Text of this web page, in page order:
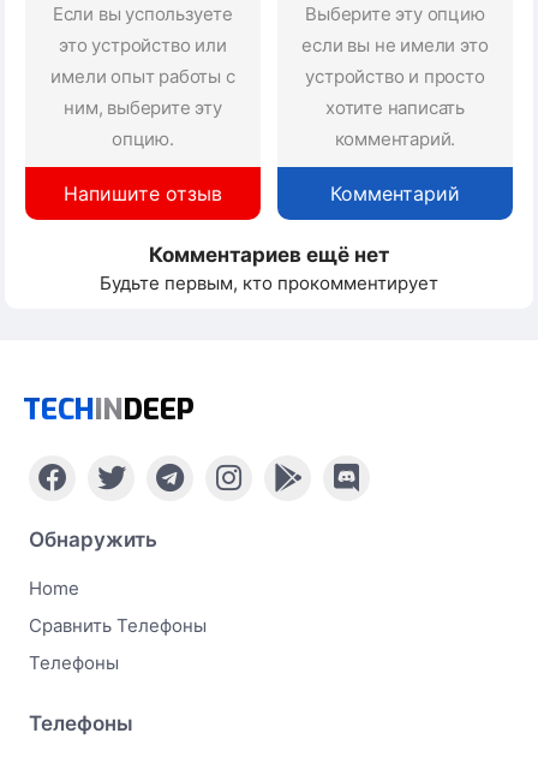
Если вы успользуете
это устройство или
имели опыт работы с
ним, выберите эту
опцию.
Напишите отзыв
Выберите эту опцию
если вы не имели это
устройство и просто
хотите написать
комментарий.
Комментарий
Комментариев ещё нет
Будьте первым, кто прокомментирует
TECHINDEEP
Обнаружить
Home
Сравнить Телефоны
Телефоны
Телефоны